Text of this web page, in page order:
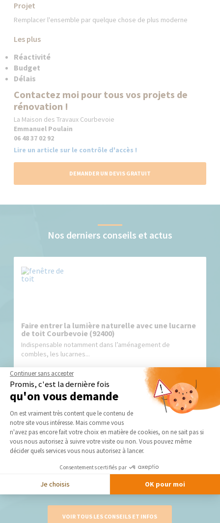
Projet
Remplacer l'ensemble par quelque chose de plus moderne
Les plus
Réactivité
Budget
Délais
Contactez moi pour tous vos projets de
rénovation !
La Maison des Travaux Courbevoie
Emmanuel Poulain
06 48 37 02 92
Lire un article sur le contrôle d'accès !
DEMANDER UN DEVIS GRATUIT
Nos derniers conseils et actus
Faire entrer la lumière naturelle avec une lucarne
de toit Courbevoie (92400)
Indispensable notamment dans l’aménagement de
combles, les lucarnes...
Comment bien rénover ses fenêtres ?
Déperdition de chaleur, mauvaise isolation acoustique, bois
VOIR TOUS LES CONSEILS ET INFOS
Continuer sans accepter
Promis, c'est la dernière fois
qu'on vous demande
Plateforme de Gestion du
On est vraiment très content que le contenu de
notre site vous intéresse. Mais comme vous
n'avez pas encore fait votre choix en matière de cookies, on ne sait pas si
vous nous autorisez à suivre votre visite ou non. Vous pouvez même
décider quels services vous nous autorisez à lancer.
Consentements certifiés par
Je choisis OK pour moi
Axeptio consent